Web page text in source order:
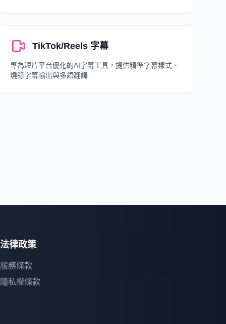
TikTok/Reels 字幕
專為短片平台優化的AI字幕工具，提供精準字幕樣式、
燒錄字幕輸出與多語翻譯
法律政策
服務條款
隱私權條款